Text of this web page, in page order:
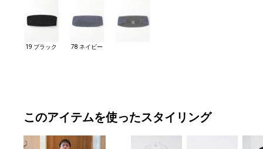
19 ブラック 78 ネイビー
このアイテムを使ったスタイリング